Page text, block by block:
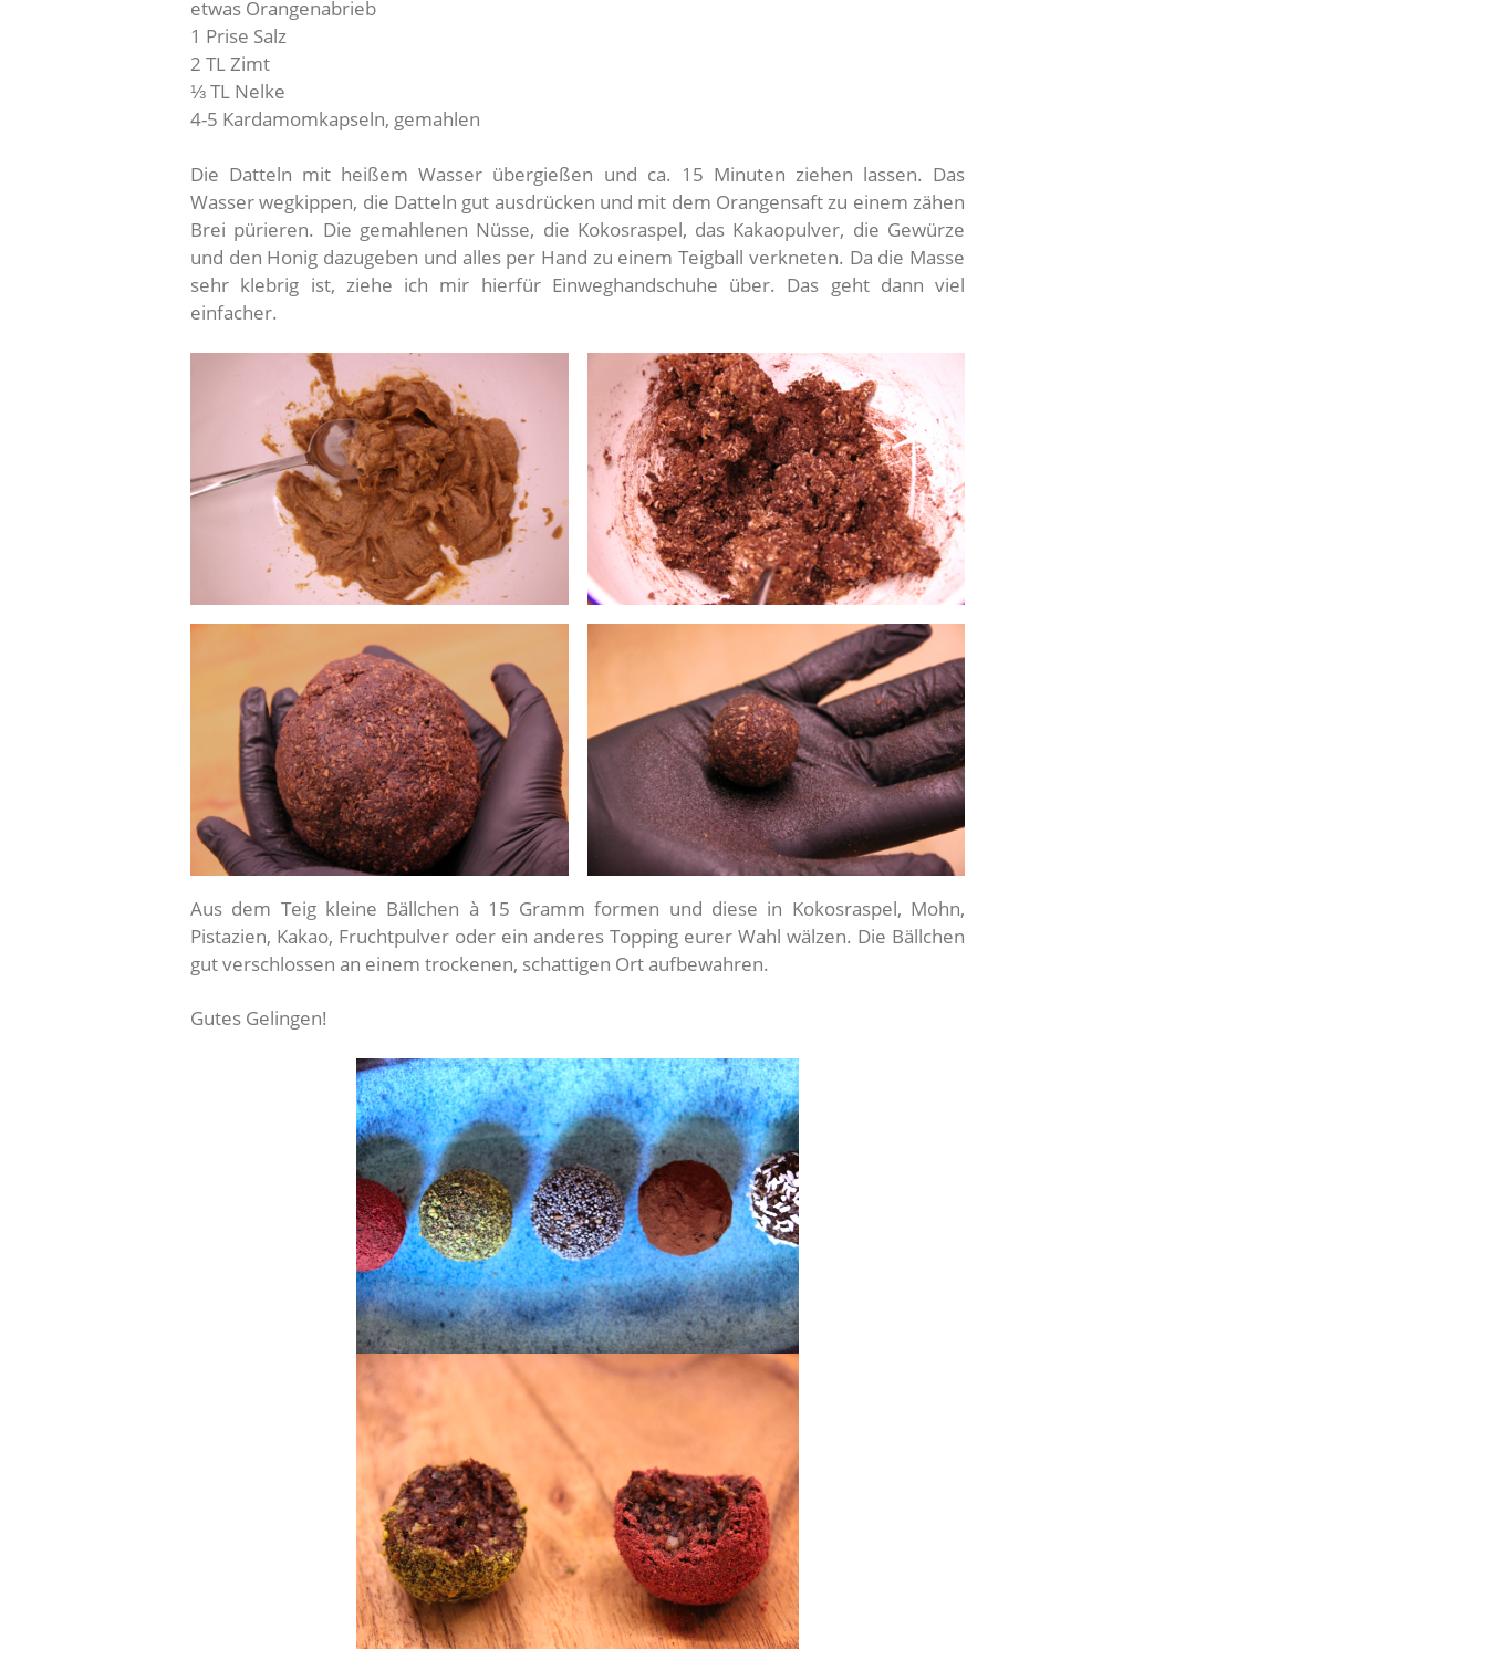
etwas Orangenabrieb
1 Prise Salz
2 TL Zimt
⅓ TL Nelke
4-5 Kardamomkapseln, gemahlen
Die Datteln mit heißem Wasser übergießen und ca. 15 Minuten ziehen lassen. Das
Wasser wegkippen, die Datteln gut ausdrücken und mit dem Orangensaft zu einem zähen
Brei pürieren. Die gemahlenen Nüsse, die Kokosraspel, das Kakaopulver, die Gewürze
und den Honig dazugeben und alles per Hand zu einem Teigball verkneten. Da die Masse
sehr klebrig ist, ziehe ich mir hierfür Einweghandschuhe über. Das geht dann viel
einfacher.
Aus dem Teig kleine Bällchen à 15 Gramm formen und diese in Kokosraspel, Mohn,
Pistazien, Kakao, Fruchtpulver oder ein anderes Topping eurer Wahl wälzen. Die Bällchen
gut verschlossen an einem trockenen, schattigen Ort aufbewahren.
Gutes Gelingen!